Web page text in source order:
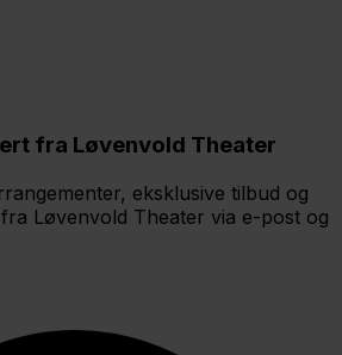
fra Løvenvold Theater
eksklusive tilbud og
Løvenvold Theater via e-post og